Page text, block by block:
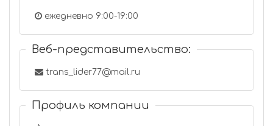
ежедневно 9:00-19:00
Веб-представительство:
trans_lider77@mail.ru
Профиль компании